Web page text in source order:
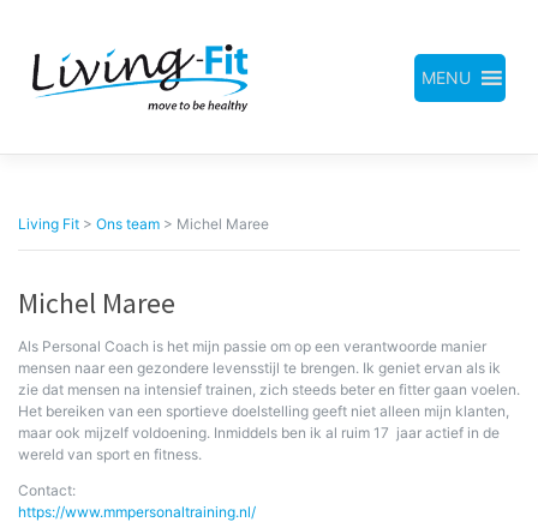
inhoud
MENU
Living Fit > Ons team > Michel Maree
Michel Maree
Als Personal Coach is het mijn passie om op een verantwoorde manier
mensen naar een gezondere levensstijl te brengen. Ik geniet ervan als ik
zie dat mensen na intensief trainen, zich steeds beter en fitter gaan voelen.
Het bereiken van een sportieve doelstelling geeft niet alleen mijn klanten,
maar ook mijzelf voldoening. Inmiddels ben ik al ruim 17 jaar actief in de
wereld van sport en fitness.
Contact:
https://www.mmpersonaltraining.nl/